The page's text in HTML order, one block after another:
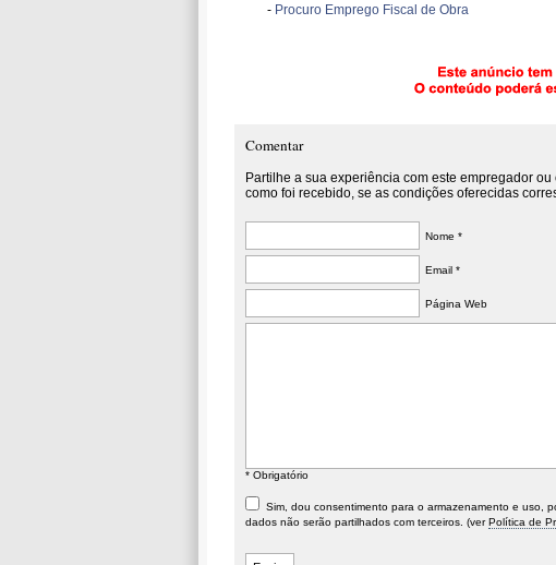
- Procuro Emprego Fiscal de Obra
Comentar
Partilhe a sua experiência com este empregador
como foi recebido, se as condições oferecidas
Nome *
Email *
Página Web
* Obrigatório
Sim, dou consentimento para o armazenamento e uso,
dados não serão partilhados com terceiros. (verPolítica de